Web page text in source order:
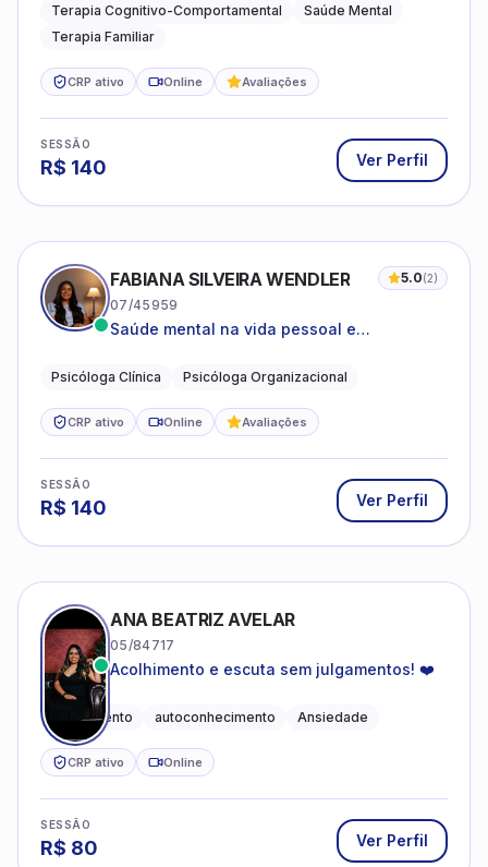
sistêmica
Terapia Cognitivo-Comportamental
Saúde Mental
Terapia Familiar
CRP ativo Online Avaliações
SESSÃO
R$ 140 Ver Perfil
FABIANA SILVEIRA WENDLER 5.0(2)
07/45959
Saúde mental na vida pessoal e
Psicóloga Clínica Psicóloga Organizacional
CRP ativo Online Avaliações
SESSÃO
R$ 140 Ver Perfil
ANA BEATRIZ AVELAR
05/84717
Acolhimento e escuta sem julgamentos! ❤️
Acolhimento autoconhecimento Ansiedade
CRP ativo Online
SESSÃO
R$ 80 Ver Perfil